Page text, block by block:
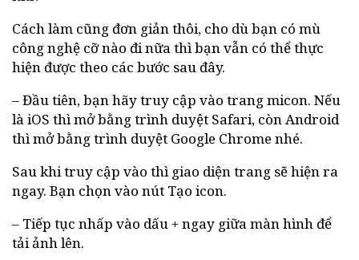
Cách làm cũng đơn giản thôi, cho dù bạn có mù
công nghệ cỡ nào đi nữa thì bạn vẫn có thể thực
hiện được theo các bước sau đây.
– Đầu tiên, bạn hãy truy cập vào trang micon. Nếu
là iOS thì mở bằng trình duyệt Safari, còn Android
thì mở bằng trình duyệt Google Chrome nhé.
Sau khi truy cập vào thì giao diện trang sẽ hiện ra
ngay. Bạn chọn vào nút Tạo icon.
– Tiếp tục nhấp vào dấu + ngay giữa màn hình để
tải ảnh lên.